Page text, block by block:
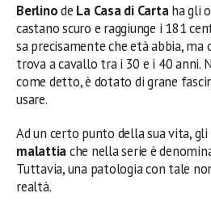
Berlinode La Casa di Cartaha gli
castano scuro e raggiunge i 181
sa precisamente che età abbia,
trova a cavallo tra i 30 e i 40 anni.
come detto, è dotato di grane
usare.
Ad un certo punto della sua vita,
malattiache nella serie è
Tuttavia, una patologia con tale
realtà.